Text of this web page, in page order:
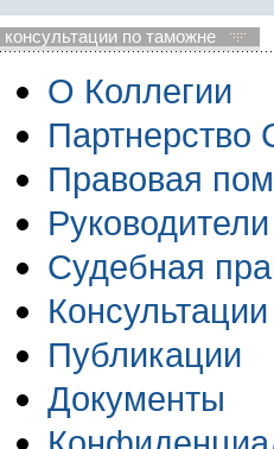
консультации по таможне
О Коллегии
Партнерство
Правовая
Судебная
Консультации
Публикации
Документы